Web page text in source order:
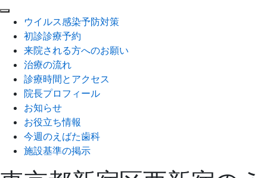
ウイルス感染予防対策
初診診療予約
来院される方へのお願い
治療の流れ
診療時間とアクセス
院長プロフィール
お知らせ
お役立ち情報
今週のえばた歯科
施設基準の掲示